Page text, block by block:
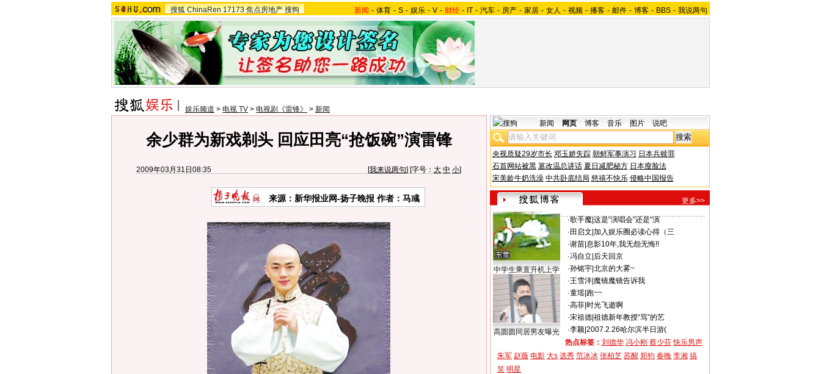
搜狐 ChinaRen 17173 焦点房地产 搜狗 新闻 - 体育 - S - 娱乐 - V - 财经 - IT - 汽车 - 房产 - 家居 - 女人 - 视频 - 播客 - 邮件 - 博客 - BBS - 我说两句
娱乐频道 > 电视 TV > 电视剧《雷锋》 > 新闻
余少群为新戏剃头 回应田亮“抢饭碗”演雷锋
2009年03月31日08:35 [我来说两句] [字号： 大 中 小]
来源：新华报业网-扬子晚报 作者：马彧
新闻 网页 博客 音乐 图片 说吧
央视质疑29岁市长 邓玉娇失踪 朝鲜军事演习 日本兵赎罪
石首网站被黑 篡改温总讲话 夏日减肥秘方 日本瘦脸法
宋美龄牛奶洗澡 中共卧底结局 慈禧不快乐 侵略中国报告
更多>>
中学生乘直升机上学
高圆圆同居男友曝光
·歌手魔| 这是“演唱会”还是“演
· 田启文 加入娱乐圈必读心得（三
·谢苗| 息影10年,我无怨无悔!!
·冯自立 后天回京
·孙铭宇| 北京的大雾~
·王雪洋| 魔镜魔镜告诉我
·童瑶| 跑~~
·高菲| 时光飞逝啊
·宋祖德| 祖德新年教授“骂”的艺
·李颖| 2007.2.26哈尔滨半日游(
热点标签： 刘德华 冯小刚 蔡少芬 快乐男声
朱军 赵薇 电影 大s 选秀 范冰冰 张柏芝 苏醒 郑钧 春晚 李湘 搞
笑 明星